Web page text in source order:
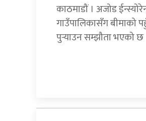
काठमाडौं । अजोड
गाउँपालिकासँग बीमाको
पुर्‍याउन सम्झौता भएको छ